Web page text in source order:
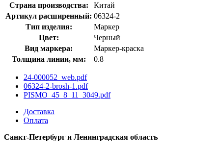
Страна производства:
Китай
Артикул расширенный: 06324-2
Тип изделия:
Маркер
Цвет:
Черный
Вид маркера:
Маркер-краска
Толщина линии, мм:
0.8
24-000052_web.pdf
06324-2-brosh-1.pdf
PISMO_45_8_11_3049.pdf
Доставка
Оплата
Санкт-Петербург и Ленинградская область